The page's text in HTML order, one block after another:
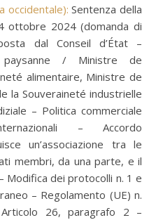
occidentale): Sentenza della
ottobre 2024 (domanda di
dal Conseil d’État –
paysanne / Ministre de
alimentaire, Ministre de
la Souveraineté industrielle
– Politica commerciale
– Accordo
un’associazione tra le
membri, da una parte, e il
Modifica dei protocolli n. 1 e
– Regolamento (UE) n.
26, paragrafo 2 –